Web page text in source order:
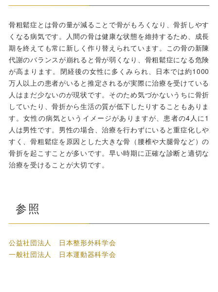
骨粗鬆症とは骨の量が減ることで骨がもろくなり、骨折しやす
くなる病気です。人間の骨は健康な状態を維持するため、成長
期を終えても常に新しく作り替えられています。この骨の新陳
代謝のバランスが崩れると骨が弱くなり、骨粗鬆症になる危険
が高まります。閉経後の女性に多くみられ、日本では約1000
万人以上の患者がいると推定されるが実際に治療を受けている
人はまだ少ないのが現状です。そのため気づかないうちに骨折
していたり、骨折から生活の質が低下したりすることもありま
す。女性の病気というイメージがありますが、患者の4人に1
人は男性です。男性の場合、治療を行わずにいると重症化しや
すく、骨粗鬆症を原因とした大きな骨（腰椎や大腿骨など）の
骨折を起こすことが多いです。早い時期に正確な診断と適切な
治療を受けることが大切です。
参照
公益社団法人 日本整形外科学会
一般社団法人 日本運動器科学会